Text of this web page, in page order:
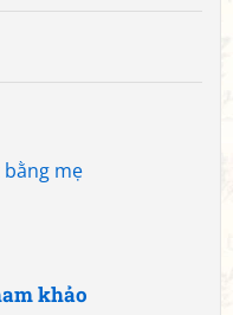
mẹ
khảo